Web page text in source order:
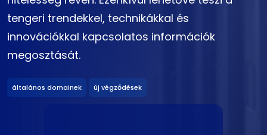
tengeri trendekkel, technikákkal és
innovációkkal kapcsolatos információk
megosztását.
általános domainek új végződések